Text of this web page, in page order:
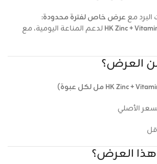
مععرض خاص لفترة محدودة:
HK Zinc + لدعم المناعة اليومية، مع
العرض؟
الأصلي
هذا العرض؟